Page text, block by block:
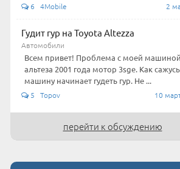
6 4Mobile 2
Гудит гур на Toyota Altezza
Автомобили
Всем привет! Проблема с моей машиной
альтеза 2001 года мотор 3sge. Как
машину начинает гудеть гур. Не ...
5 Topov 10
перейти к обсуждению